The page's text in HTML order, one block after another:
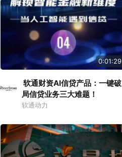
0:01:29
软通财资AI信贷产品：一键破
局信贷业务三大难题！
软通动力